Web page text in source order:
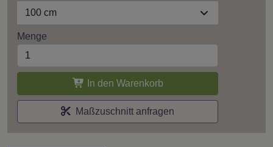
100 cm
Menge
In den Warenkorb
Maßzuschnitt anfragen